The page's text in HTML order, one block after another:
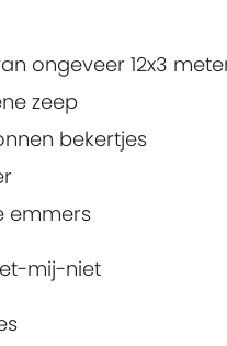
ongeveer 12x3
zeep
bekertjes
emmers
mij-niet